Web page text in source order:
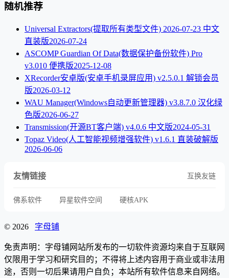
随机推荐
Universal Extractors(提取所有类型文件) 2026-07-23 中文
直装版2026-07-24
ASCOMP Guardian Of Data(数据保护备份软件) Pro
v3.010 便携版2025-12-08
XRecorder安卓版(安卓手机录屏应用) v2.5.0.1 解锁会员
版2026-03-12
WAU Manager(Windows自动更新管理器) v3.8.7.0 汉化绿
色版2026-06-27
Transmission(开源BT客户端) v4.0.6 中文版2024-05-31
Topaz Video(人工智能视频增强软件) v1.6.1 直装破解版
2026-06-06
友情链接 互换友链
佛系软件 异星软件空间 硬核APK
© 2026 字母铺
免责声明：字母铺网站所发布的一切软件资源均来自于互联网
仅限用于学习和研究目的；不得将上述内容用于商业或非法用
途，否则一切后果请用户自负；本站所有软件信息来自网络。